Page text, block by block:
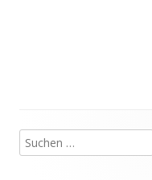
Haupt-
Suchen
nach: